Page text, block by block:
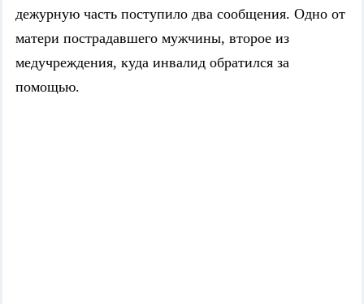
дежурную часть поступило два сообщения. Одно от
матери пострадавшего мужчины, второе из
медучреждения, куда инвалид обратился за
помощью.